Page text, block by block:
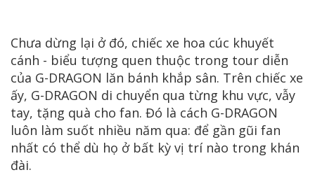
Chưa dừng lại ở đó, chiếc xe hoa cúc khuyết
cánh - biểu tượng quen thuộc trong tour diễn
của G-DRAGON lăn bánh khắp sân. Trên chiếc xe
ấy, G-DRAGON di chuyển qua từng khu vực, vẫy
tay, tặng quà cho fan. Đó là cách G-DRAGON
luôn làm suốt nhiều năm qua: để gần gũi fan
nhất có thể dù họ ở bất kỳ vị trí nào trong khán
đài.